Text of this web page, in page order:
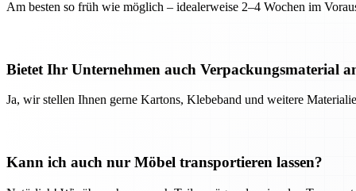
Am besten so früh wie möglich – idealerweise 2–4 Wochen im
Bietet Ihr Unternehmen auch Verpackungsmaterial
Ja, wir stellen Ihnen gerne Kartons, Klebeband und weitere
Kann ich auch nur Möbel transportieren lassen?